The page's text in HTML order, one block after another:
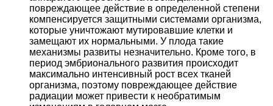
повреждающее действие в определенной степени
компенсируется защитными системами организма,
которые уничтожают мутировавшие клетки и
замещают их нормальными. У плода такие
механизмы развиты незначительно. Кроме того, в
период эмбрионального развития происходит
максимально интенсивный рост всех тканей
организма, поэтому повреждающее действие
радиации может привести к необратимым